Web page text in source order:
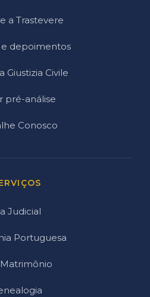
a Trastevere
e depoimentos
Giustizia Civile
pré-análise
Conosco
Judicial
Portuguesa